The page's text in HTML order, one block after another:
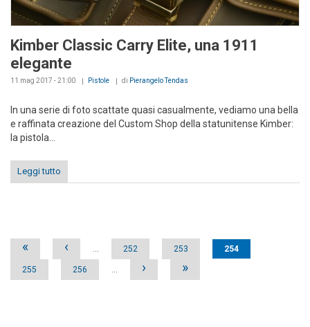
Kimber Classic Carry Elite, una 1911
elegante
11 mag 2017 - 21:00 Pistole di Pierangelo Tendas
In una serie di foto scattate quasi casualmente, vediamo una bella
e raffinata creazione del Custom Shop della statunitense Kimber:
la pistola...
Leggi tutto
Pages
« ‹ … 252 253 254
255 256 … › »